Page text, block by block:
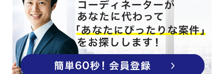
しての立ち振る舞いを担うPM支援